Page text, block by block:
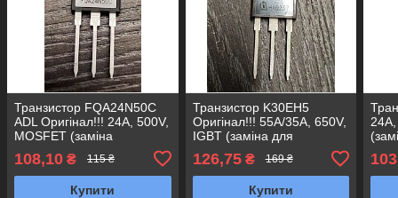
Транзистор FQA24N50C
ADL Оригінал!!! 24A, 500V,
MOSFET (заміна
24N50, 24N60 CFD
24N60C3) TO-247
108,10 ₴ 115 ₴
Купити
Транзистор K30EH5
Оригінал!!! 55A/35A, 650V,
IGBT (заміна для
IKW30N65F5) TO247
50n65
126,75₴ 169 ₴
Купити